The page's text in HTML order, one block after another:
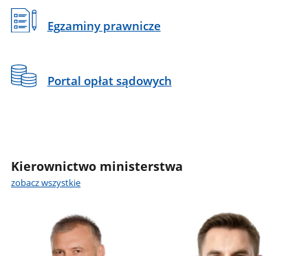
Egzaminy prawnicze
Portal opłat sądowych
Kierownictwo ministerstwa
zobacz wszystkie